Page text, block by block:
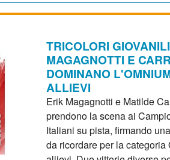
TRICOLORI
MAGAGNOTTI E
DOMINANO
ALLIEVI
Erik Magagnotti e Matilde
prendono la scena ai
Italiani su pista, firmando
da ricordare per la categoria